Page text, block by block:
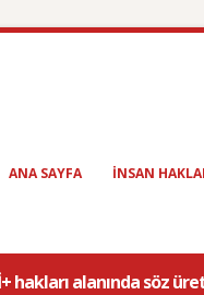
ANA SAYFA INSAN
hakları alanında söz